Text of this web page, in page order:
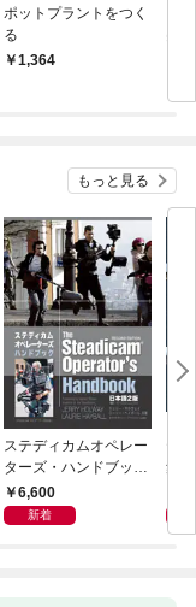
ポットプラントをつく
る
1,364
もっと見る
ステディカムオペレー
ターズ・ハンドブック
日本語版 電子版 第２
版
6,600
新着
集
ウ
【